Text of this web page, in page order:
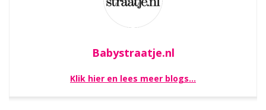
Babystraatje.nl
Klik hier en lees meer blogs…